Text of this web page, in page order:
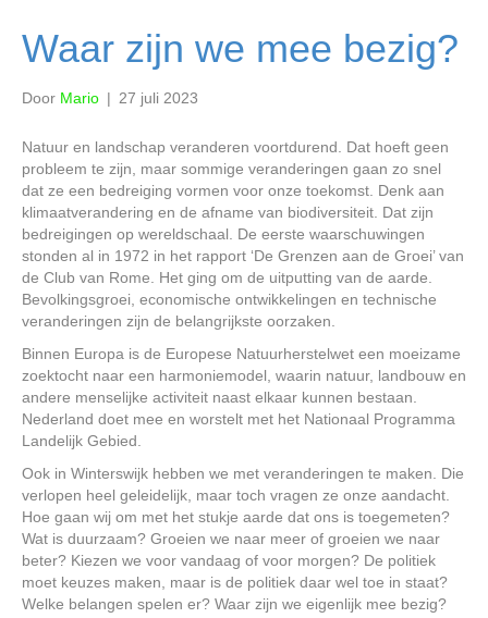
Waar zijn we mee bezig?
Door Mario | 27 juli 2023
Natuur en landschap veranderen voortdurend. Dat hoeft geen
probleem te zijn, maar sommige veranderingen gaan zo snel
dat ze een bedreiging vormen voor onze toekomst. Denk aan
klimaatverandering en de afname van biodiversiteit. Dat zijn
bedreigingen op wereldschaal. De eerste waarschuwingen
stonden al in 1972 in het rapport ‘De Grenzen aan de Groei’ van
de Club van Rome. Het ging om de uitputting van de aarde.
Bevolkingsgroei, economische ontwikkelingen en technische
veranderingen zijn de belangrijkste oorzaken.
Binnen Europa is de Europese Natuurherstelwet een moeizame
zoektocht naar een harmoniemodel, waarin natuur, landbouw en
andere menselijke activiteit naast elkaar kunnen bestaan.
Nederland doet mee en worstelt met het Nationaal Programma
Landelijk Gebied.
Ook in Winterswijk hebben we met veranderingen te maken. Die
verlopen heel geleidelijk, maar toch vragen ze onze aandacht.
Hoe gaan wij om met het stukje aarde dat ons is toegemeten?
Wat is duurzaam? Groeien we naar meer of groeien we naar
beter? Kiezen we voor vandaag of voor morgen? De politiek
moet keuzes maken, maar is de politiek daar wel toe in staat?
Welke belangen spelen er? Waar zijn we eigenlijk mee bezig?